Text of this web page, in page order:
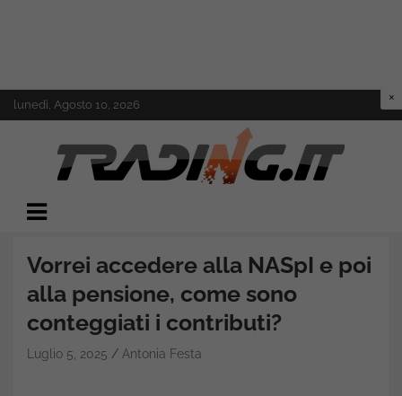
Skip
to
lunedì, Agosto 10, 2026
Trading.it
Vorrei accedere alla NASpI e poi
alla pensione, come sono
conteggiati i contributi?
Luglio 5, 2025 Antonia Festa